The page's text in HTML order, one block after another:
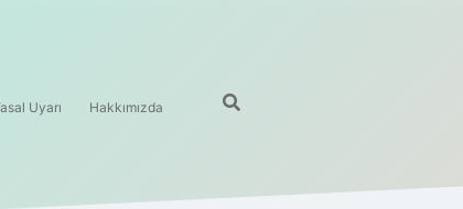
Uyarı Hakkımızda